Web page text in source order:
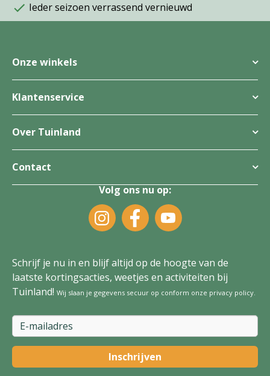
Ieder seizoen verrassend vernieuwd
Onze winkels
Klantenservice
Over Tuinland
Contact
Volg ons nu op:
Schrijf je nu in en blijf altijd op de hoogte van de
laatste kortingsacties, weetjes en activiteiten bij
Tuinland! Wij slaan je gegevens secuur op conform onze privacy policy.